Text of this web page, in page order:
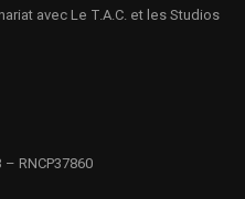
avec Le T.A.C. et les Studios
RNCP37860